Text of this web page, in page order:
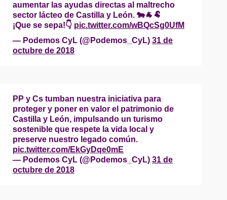
aumentar las ayudas directas al maltrecho
sector lácteo de Castilla y León. 🐄🐐🐏
¡Que se sepa!👇 pic.twitter.com/wBQcSg0UfM
— Podemos CyL (@Podemos_CyL) 31 de
octubre de 2018
PP y Cs tumban nuestra iniciativa para
proteger y poner en valor el patrimonio de
Castilla y León, impulsando un turismo
sostenible que respete la vida local y
preserve nuestro legado común.
pic.twitter.com/EkGyDqe0mE
— Podemos CyL (@Podemos_CyL) 31 de
octubre de 2018